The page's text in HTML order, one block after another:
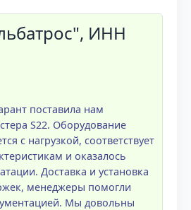
ИНН
поставила нам
S22. Оборудование
с нагрузкой, соответствует
и оказалось
Доставка и установка
менеджеры помогли
Мы довольны